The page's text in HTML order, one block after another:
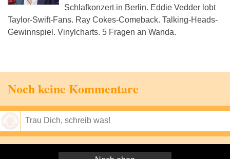
Schlafkonzert in Berlin. Eddie Vedder lobt
Taylor-Swift-Fans. Ray Cokes-Comeback. Talking-Heads-
Gewinnspiel. Vinylcharts. 5 Fragen an Wanda.
Noch keine Kommentare